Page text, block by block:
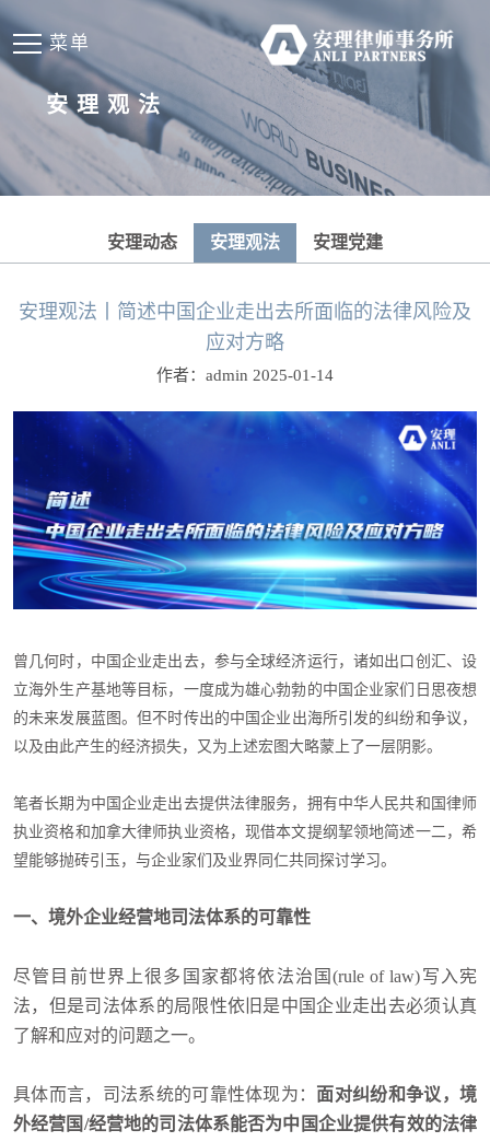
菜单
安理观法
安理动态 安理观法 安理党建
安理观法丨简述中国企业走出去所面临的法律风险及
应对方略
作者：admin 2025-01-14
曾几何时，中国企业走出去，参与全球经济运行，诸如出口创汇、设
立海外生产基地等 目标， 一度成为雄心勃勃的中国企业家们日思夜想
的未来发展蓝图。但不时传出的中国企业出海所引发的纠纷和争议，
以及由此产生的经济损失， 又为上述宏图大略蒙 上了一层阴影。
笔者长期为中国企业走出去提供法律服务，拥有中华人民共和国律师
执业资格和加拿大律师执业资格，现借本文提纲挈领地简述一二，希
望能够抛砖引玉，与企业家们 及业界同仁共同探讨学习。
一、境外企业经营地司法体系的可靠性
尽管目前世界上很多国家都将依法治国(rule of law)写入宪
法，但是司法体系的局限性依旧是中国企业走出去必须认真
了解和应对的问题之一。
具体而言，司法系统的可靠性体现为： 面对纠纷和争议，境
外经营国/经营地的司法体系能否为中国企业提供有效的法律